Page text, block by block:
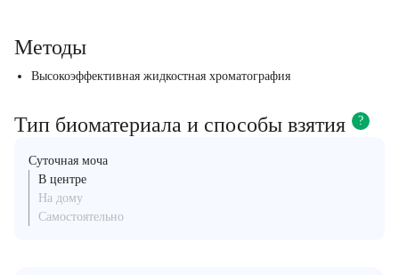
Методы
Высокоэффективная жидкостная хроматография
Тип биоматериала и способы взятия ?
Суточная моча
В центре
На дому
Самостоятельно